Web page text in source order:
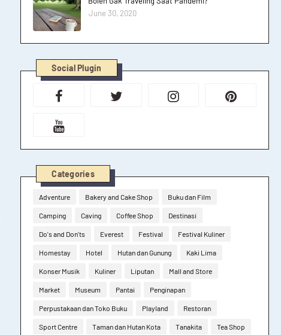
June 30, 2020
Social Plugin
Categories
Adventure Bakery and Cake Shop Buku dan Film
Camping Caving Coffee Shop Destinasi
Do's and Don'ts Everest Festival Festival Kuliner
Homestay Hotel Hutan dan Gunung Kaki Lima
Konser Musik Kuliner Liputan Mall and Store
Market Museum Pantai Penginapan
Perpustakaan dan Toko Buku Playland Restoran
Sport Centre Taman dan Hutan Kota Tanakita Tea Shop